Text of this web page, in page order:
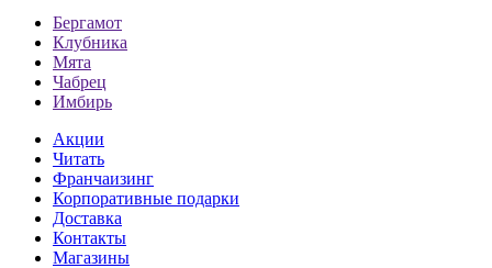
Бергамот
Клубника
Мята
Чабрец
Имбирь
Акции
Читать
Франчаизинг
Корпоративные подарки
Доставка
Контакты
Магазины